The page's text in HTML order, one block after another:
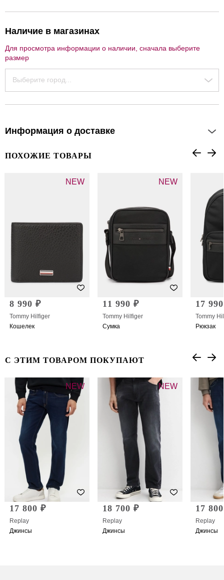
Наличие в магазинах
Для просмотра информации о наличии, сначала выберите
размер
Выберите город...
Информация о доставке
ПОХОЖИЕ ТОВАРЫ
NEW
8 990 ₽
Tommy Hilfiger
Кошелек
NEW
11 990 ₽
Tommy Hilfiger
Сумка
17
Tommy
Рюкзак
С ЭТИМ ТОВАРОМ ПОКУПАЮТ
NEW
17 800 ₽
Replay
Джинсы
NEW
18 700 ₽
Replay
Джинсы
17
Replay
Джинсы